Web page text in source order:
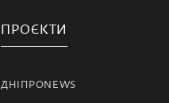
ПРОЄКТИ
ДНІПРОNEWS